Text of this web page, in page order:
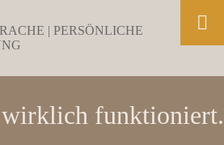
| PERSÖNLICHE
wirklich funktioniert.